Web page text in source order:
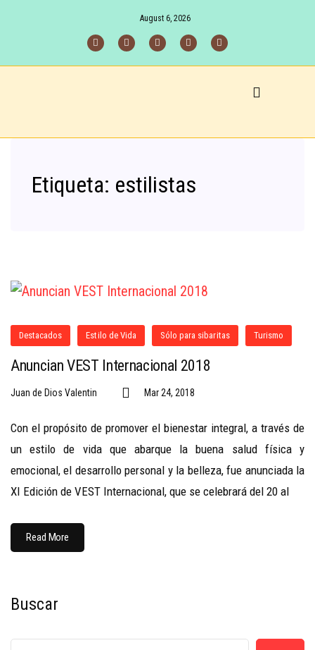
August 6, 2026
Etiqueta: estilistas
Destacados Estilo de Vida Sólo para sibaritas Turismo
Anuncian VEST Internacional 2018
Juan de Dios Valentin Mar 24, 2018
Con el propósito de promover el bienestar integral, a través de
un estilo de vida que abarque la buena salud física y
emocional, el desarrollo personal y la belleza, fue anunciada la
XI Edición de VEST Internacional, que se celebrará del 20 al
Read More
Buscar